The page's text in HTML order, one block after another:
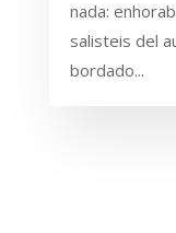
nada:
salisteis del
bordado...